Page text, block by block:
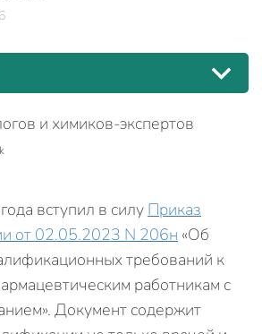
вступил в силу Приказ
от 02.05.2023 N 206н «Об
требований к
работникам с
Документ содержит